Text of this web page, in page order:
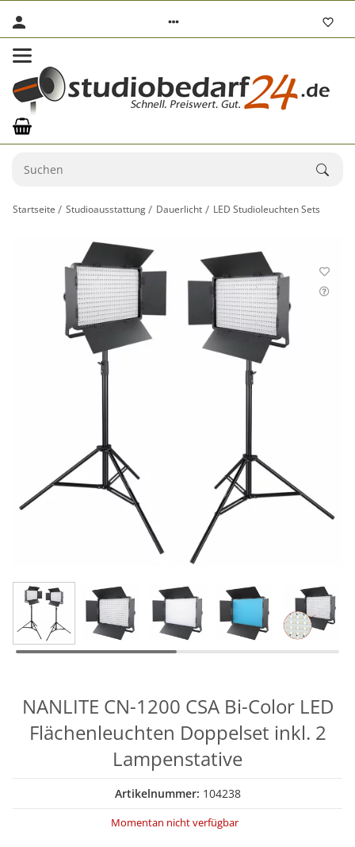
Startseite Studioausstattung Dauerlicht LED Studioleuchten Sets
NANLITE CN-1200 CSA Bi-Color LED
Flächenleuchten Doppelset inkl. 2
Lampenstative
Artikelnummer: 104238
Momentan nicht verfügbar